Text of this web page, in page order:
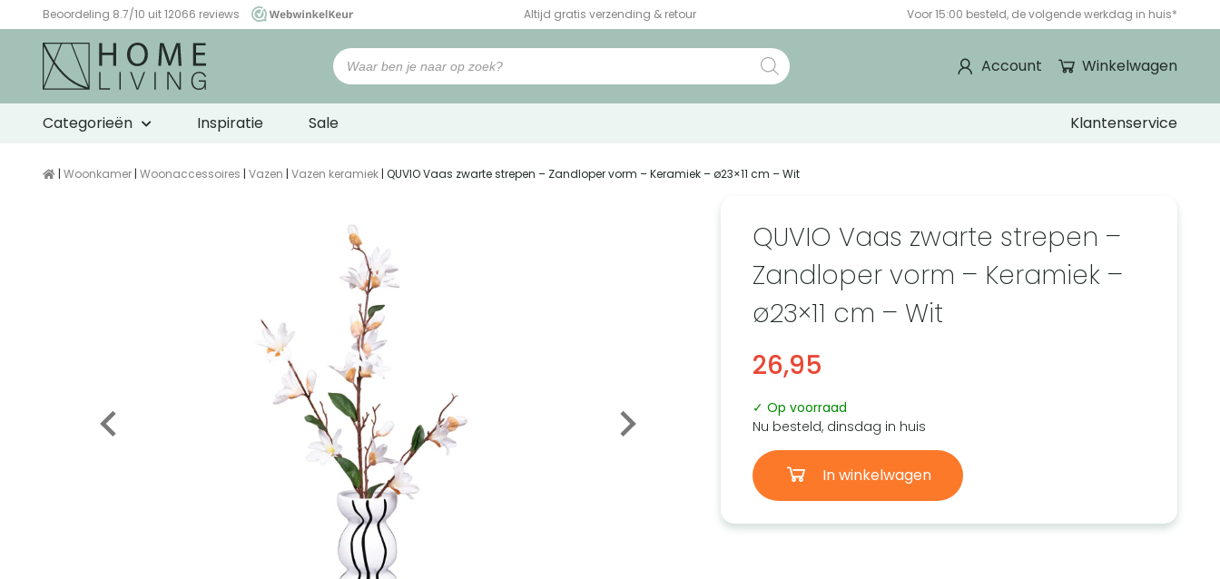
Beoordeling 8.7/10 uit 12066 reviews
WebwinkelKeur
Altijd gratis verzending & retour Voor 15:00 besteld, de volgende werkdag in huis*
Winkelwagen
Account
Categorieën Inspiratie Sale Klantenservice
| Woonkamer | Woonaccessoires | Vazen | Vazen keramiek | QUVIO Vaas zwarte strepen – Zandloper vorm – Keramiek – ø23×11 cm – Wit
QUVIO Vaas zwarte strepen –
Zandloper vorm – Keramiek –
ø23×11 cm – Wit
26,95
✓ Op voorraad
Nu besteld, dinsdag in huis
In winkelwagen